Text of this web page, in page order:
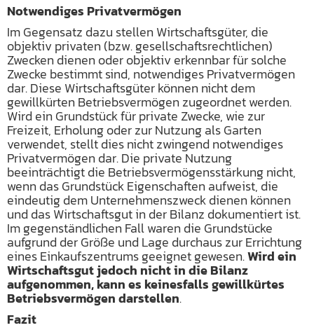
Notwendiges Privatvermögen
Im Gegensatz dazu stellen Wirtschaftsgüter, die
objektiv privaten (bzw. gesellschaftsrechtlichen)
Zwecken dienen oder objektiv erkennbar für solche
Zwecke bestimmt sind, notwendiges Privatvermögen
dar. Diese Wirtschaftsgüter können nicht dem
gewillkürten Betriebsvermögen zugeordnet werden.
Wird ein Grundstück für private Zwecke, wie zur
Freizeit, Erholung oder zur Nutzung als Garten
verwendet, stellt dies nicht zwingend notwendiges
Privatvermögen dar. Die private Nutzung
beeinträchtigt die Betriebsvermögensstärkung nicht,
wenn das Grundstück Eigenschaften aufweist, die
eindeutig dem Unternehmenszweck dienen können
und das Wirtschaftsgut in der Bilanz dokumentiert ist.
Im gegenständlichen Fall waren die Grundstücke
aufgrund der Größe und Lage durchaus zur Errichtung
eines Einkaufszentrums geeignet gewesen.Wird ein
Wirtschaftsgut jedoch nicht in die Bilanz
aufgenommen, kann es keinesfalls gewillkürtes
Betriebsvermögen darstellen.
Fazit